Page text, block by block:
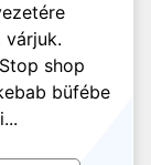
várjuk.
shop
büfébe